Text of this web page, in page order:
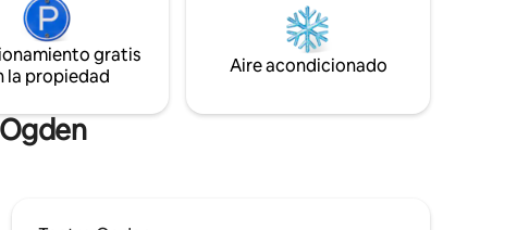
Muy
a 5 minutos
por
Public Library, Convention Center,
Larimer Square, Ball Arena, Civic Center
Park. Licencia de alquiler residencial:
2023-BFN-0035804, vence el 13/09/2027.
gratis
la propiedad
Aire acondicionado